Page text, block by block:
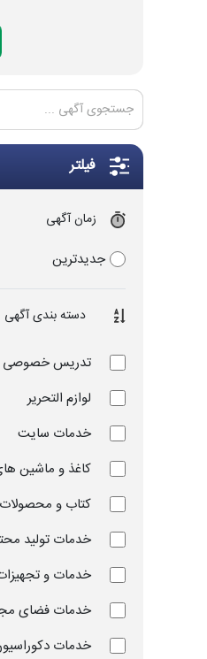
فیلتر
زمان آگهی
جدیدترین
دسته بندی آگهی
تدریس خصوصی
لوازم التحریر
خدمات سایت
کاغذ و ماشین
کتاب و
خدمات تولید
خدمات و
خدمات فضای
خدمات